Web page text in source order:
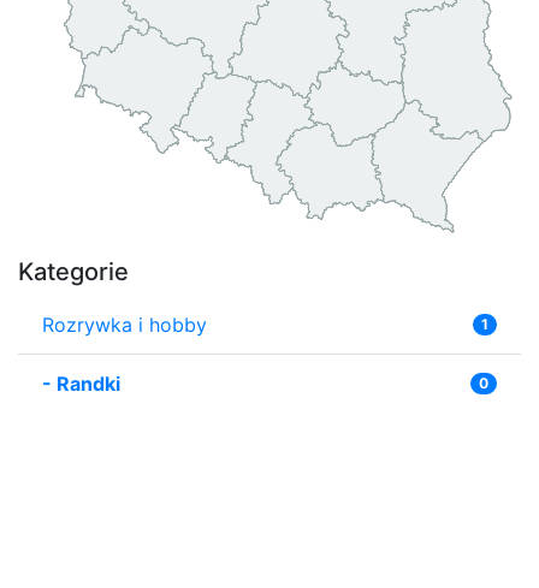
Kategorie
Rozrywka i hobby 1
- Randki 0